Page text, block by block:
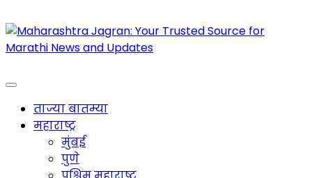
Maharashtra Jagran : Your Trusted Companion
ताज्या बातम्या
महाराष्ट्र
मुंबई
पुणे